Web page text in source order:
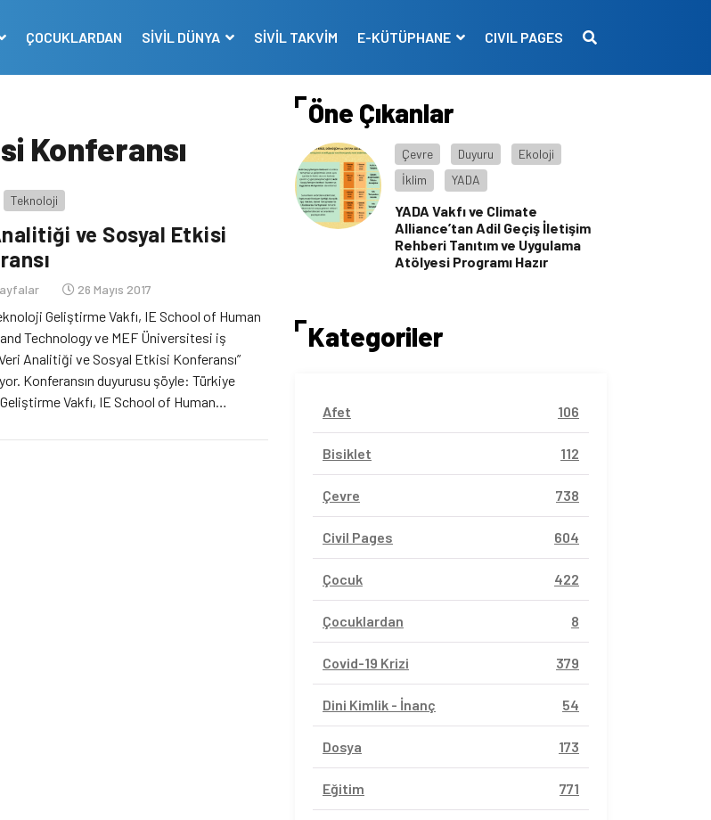
ÇOCUKLARDAN SİVİL DÜNYA SİVİL TAKVİM E-KÜTÜPHANE CIVIL PAGES
Konferansı
Teknoloji
ve Sosyal Etkisi
26 Mayıs 2017
Geliştirme Vakfı, IE School of Human
Technology ve MEF Üniversitesi iş
Analitiği ve Sosyal Etkisi Konferansı”
Konferansın duyurusu şöyle: Türkiye
Vakfı, IE School of Human
“Veri Analitiği ve Sosyal Etkisi
Öne Çıkanlar
Çevre Duyuru
Ekoloji
İklim
YADA
YADA Vakfı ve Climate
Alliance’tan Adil Geçiş İletişim
Rehberi Tanıtım ve Uygulama
Atölyesi Programı Hazır
Kategoriler
Afet 106
Bisiklet 112
Çevre 738
Civil Pages 604
Çocuk 422
Çocuklardan 8
Covid-19 Krizi 379
Dini Kimlik - İnanç 54
Dosya 173
Eğitim 771